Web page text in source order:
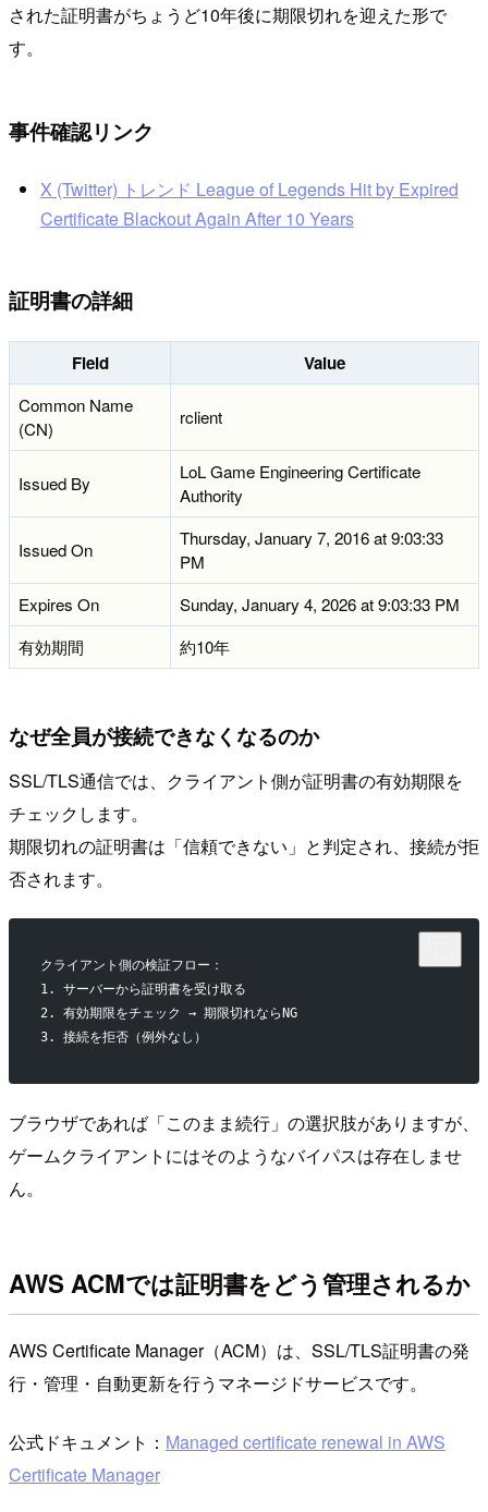
された証明書がちょうど10年後に期限切れを迎えた形で
す。
事件確認リンク
X (Twitter) トレンド League of Legends Hit by Expired
Certificate Blackout Again After 10 Years
証明書の詳細
Field Value
Common Name
(CN)
rclient
Issued By
LoL Game Engineering Certificate
Authority
Issued On
Thursday, January 7, 2016 at 9:03:33
PM
Expires On
Sunday, January 4, 2026 at 9:03:33 PM
有効期間
約10年
なぜ全員が接続できなくなるのか
SSL/TLS通信では、クライアント側が証明書の有効期限を
チェックします。
期限切れの証明書は「信頼できない」と判定され、接続が拒
否されます。
クライアント側の検証フロー：
1. サーバーから証明書を受け取る
2. 有効期限をチェック → 期限切れならNG
3. 接続を拒否（例外なし）
ブラウザであれば「このまま続行」の選択肢がありますが、
ゲームクライアントにはそのようなバイパスは存在しませ
ん。
AWS ACMでは証明書をどう管理されるか
AWS Certificate Manager（ACM）は、SSL/TLS証明書の発
行・管理・自動更新を行うマネージドサービスです。
公式ドキュメント： Managed certificate renewal in AWS
Certificate Manager